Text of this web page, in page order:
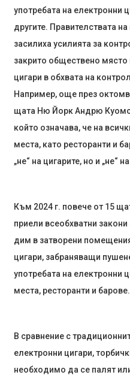
употребата на електронни
другите. Правителствата
засилиха усилията за
закрито обществено
цигари в обхвата на
Например, още през
щата Ню Йорк Андрю
който означава, че на
места, като ресторанти и
„не“ на цигарите, но и „не“
Към 2024 г. повече от 15
приели всеобхватни
дим в затворени
цигари, забраняващи
употребата на електронни
места, ресторанти и барове.
В сравнение с
електронни цигари,
необходимо да се палят